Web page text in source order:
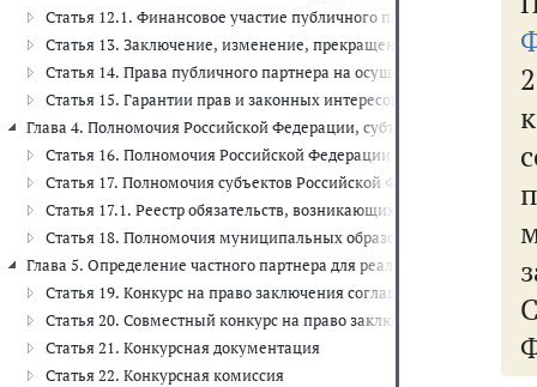
Статья 12.1. Финансовое участие публичного партнера
Статья 13. Заключение, изменение, прекращение соглашения о
Статья 14. Права публичного партнера на осуществление
Статья 15. Гарантии прав и законных интересов частного
Глава 4. Полномочия Российской Федерации, субъектов
Статья 16. Полномочия Российской Федерации в сфере
Статья 17. Полномочия субъектов Российской Федерации в сфере
Статья 17.1. Реестр обязательств, возникающих при
Статья 18. Полномочия муниципальных образований в сфере
Глава 5. Определение частного партнера для реализации проекта
Статья 19. Конкурс на право заключения соглашения о
Статья 20. Совместный конкурс на право заключения
Статья 21. Конкурсная документация
Статья 22. Конкурсная комиссия